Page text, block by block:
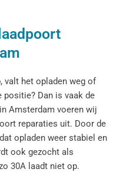
valt het opladen weg of
positie? Dan is vaak de
Amsterdam voeren wij
reparaties uit. Door de
opladen weer stabiel en
ook gezocht als
30A laadt niet op.